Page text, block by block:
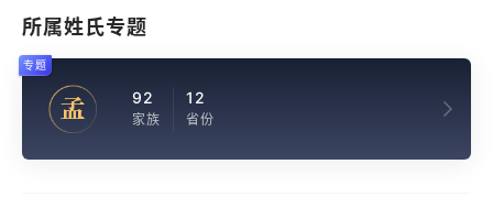
所属姓氏专题
孟 92
家族
12
省份
专题